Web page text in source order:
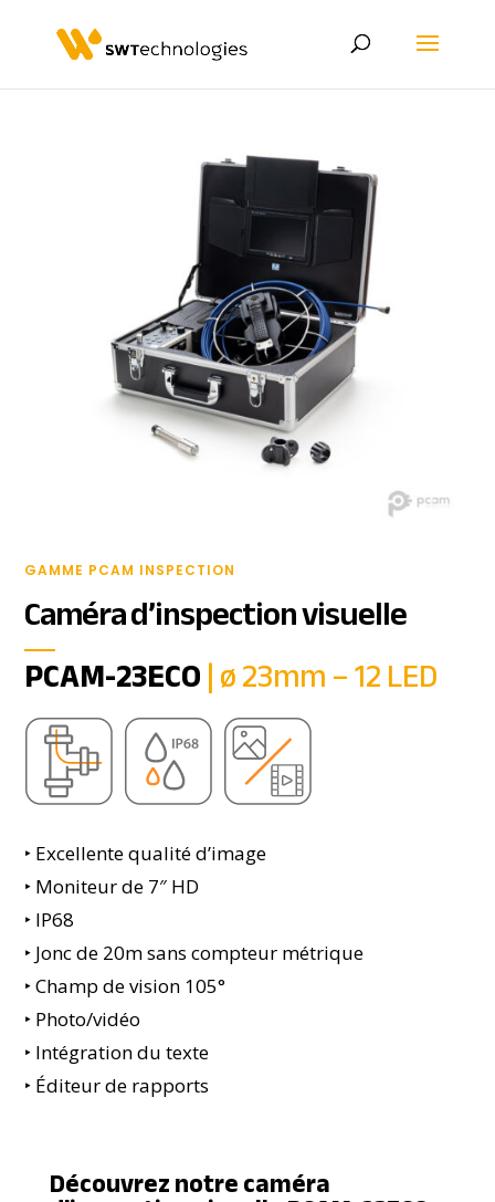
GAMME PCAM INSPECTION
Caméra d’inspection visuelle
PCAM-23ECO| ø 23mm – 12 LED
‣ Excellente qualité d’image
‣ Moniteur de 7″ HD
‣ IP68
‣ Jonc de 20m sans compteur métrique
‣ Champ de vision 105°
‣ Photo/vidéo
‣ Intégration du texte
‣ Éditeur de rapports
Découvrez notre caméra